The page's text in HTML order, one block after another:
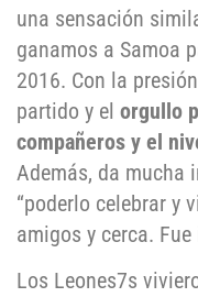
una sensación
ganamos a Samoa
2016. Con la
partido y el orgullo
compañeros y el
Además, da mucha
“poderlo celebrar y
amigos y cerca. Fue
Los Leones7s